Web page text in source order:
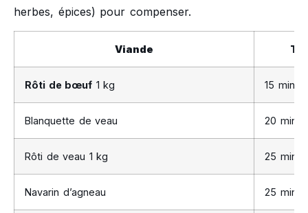
herbes, épices) pour compenser.
Viande
Rôti de bœuf 1 kg 15 min
Blanquette de veau 20 min
Rôti de veau 1 kg 25 min
Navarin d’agneau 25 min